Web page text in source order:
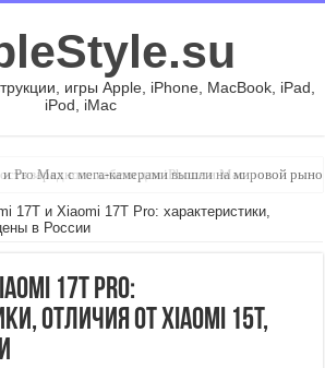
игры Apple, iPhone, MacBook, iPad,
iPod, iMac
и Pro Max с мега-камерами вышли на мировой
17T и Xiaomi 17T Pro: характеристики,
в России
17T Pro:
отличия от Xiaomi 15T,